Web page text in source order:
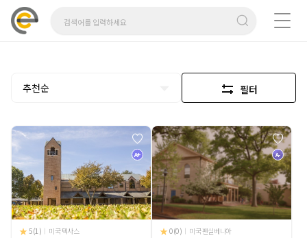
추천순 필터
A+
5(1) 미국 텍사스
A-
0(0) 미국 펜실베니아